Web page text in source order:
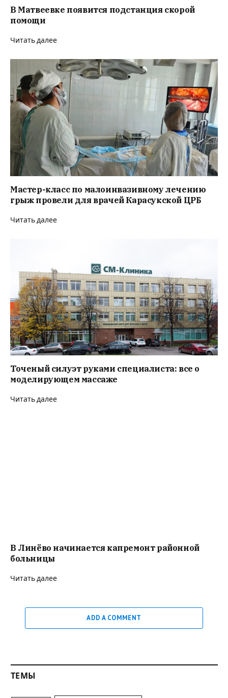
В Матвеевке появится подстанция скорой
помощи
Читать далее
Мастер-класс по малоинвазивному лечению
грыж провели для врачей Карасукской ЦРБ
Читать далее
Точеный силуэт руками специалиста: все о
моделирующем массаже
Читать далее
В Линёво начинается капремонт районной
больницы
Читать далее
ADD A COMMENT
ТЕМЫ